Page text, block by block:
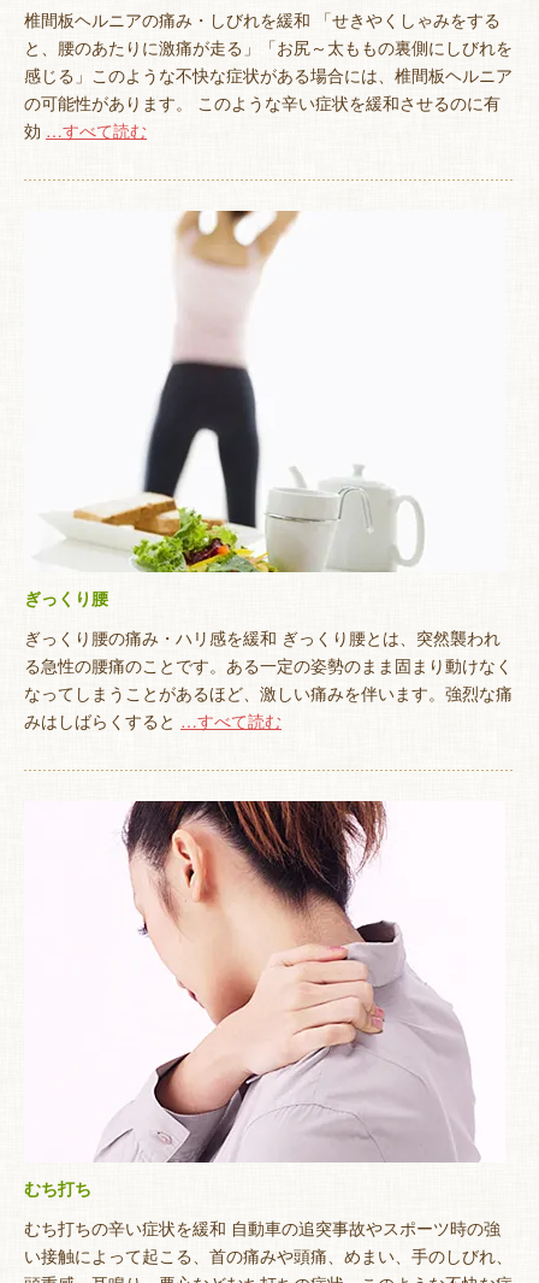
椎間板ヘルニアの痛み・しびれを緩和 「せきやくしゃみをする
と、腰のあたりに激痛が走る」「お尻～太ももの裏側にしびれを
感じる」このような不快な症状がある場合には、椎間板ヘルニア
の可能性があります。 このような辛い症状を緩和させるのに有
効 …すべて読む
ぎっくり腰
ぎっくり腰の痛み・ハリ感を緩和 ぎっくり腰とは、突然襲われ
る急性の腰痛のことです。ある一定の姿勢のまま固まり動けなく
なってしまうことがあるほど、激しい痛みを伴います。強烈な痛
みはしばらくすると …すべて読む
むち打ち
むち打ちの辛い症状を緩和 自動車の追突事故やスポーツ時の強
い接触によって起こる、首の痛みや頭痛、めまい、手のしびれ、